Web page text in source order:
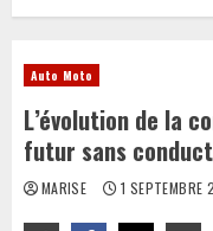
Auto Moto
L’évolution de la
futur sans
MARISE 1 SEPTEMBRE